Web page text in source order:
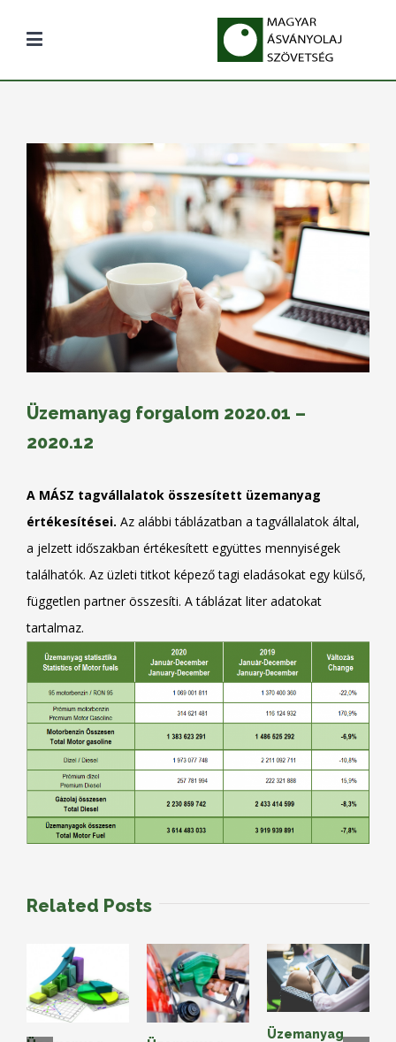
Üzemanyag forgalom 2020.01 –
2020.12
A MÁSZ tagvállalatok összesített üzemanyag
értékesítései. Az alábbi táblázatban a tagvállalatok által,
a jelzett időszakban értékesített együttes mennyiségek
találhatók. Az üzleti titkot képező tagi eladásokat egy külső,
független partner összesíti. A táblázat liter adatokat
tartalmaz.
Related Posts
Üzemanyag